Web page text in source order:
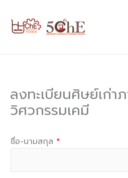
content
ลงทะเบียนศิษย์เก่า
วิศวกรรมเคมี
ชื่อ-นามสกุล *